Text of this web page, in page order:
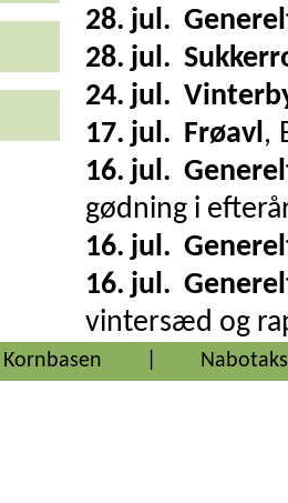
28. jul.
28. jul.
24. jul.
17. jul. Frøavl,
16. jul.
gødning i
16. jul.
16. jul.
vintersæd og
Kornbasen